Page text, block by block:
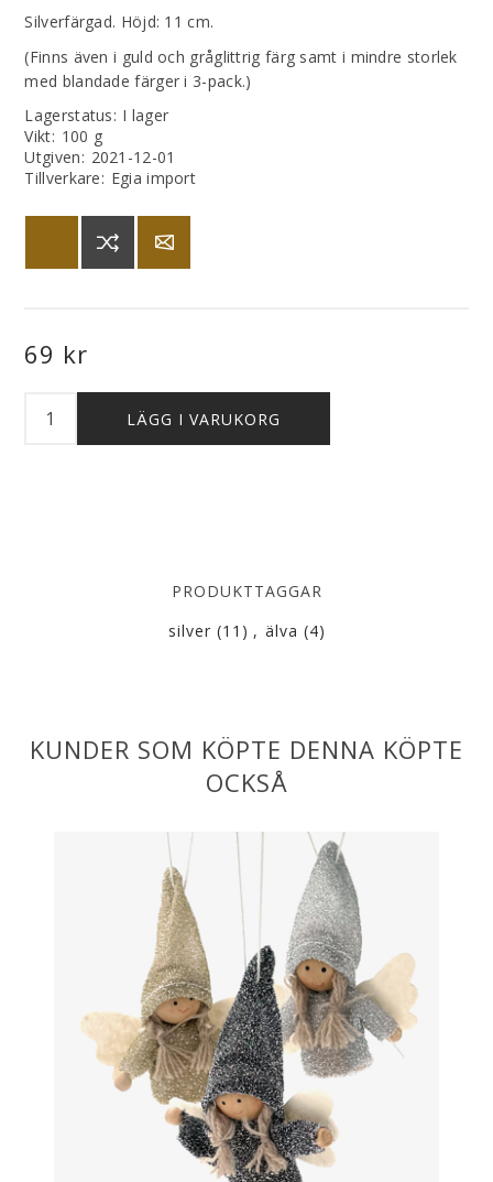
Silverfärgad. Höjd: 11 cm.
(Finns även i guld och gråglittrig färg samt i mindre storlek
med blandade färger i 3-pack.)
Lagerstatus: I lager
Vikt: 100 g
Utgiven: 2021-12-01
Tillverkare: Egia import
69 kr
PRODUKTTAGGAR
silver (11) , älva (4)
KUNDER SOM KÖPTE DENNA KÖPTE
OCKSÅ